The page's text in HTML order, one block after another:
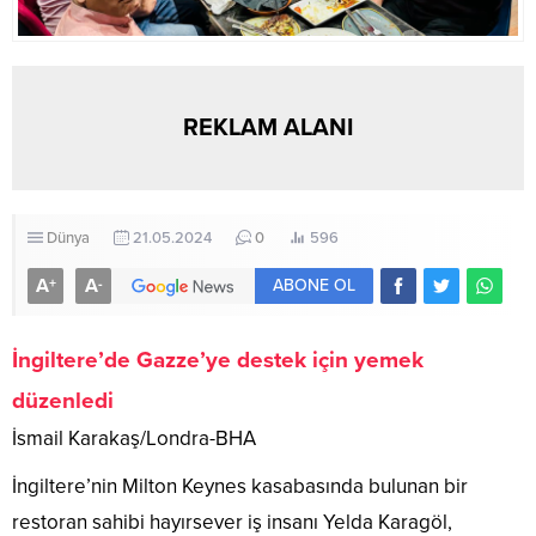
REKLAM ALANI
Dünya 21.05.2024 0 596
A+ A- ABONE OL
İngiltere’de Gazze’ye destek için yemek
düzenledi
İsmail Karakaş/Londra-BHA
İngiltere’nin Milton Keynes kasabasında bulunan bir
restoran sahibi hayırsever iş insanı Yelda Karagöl,